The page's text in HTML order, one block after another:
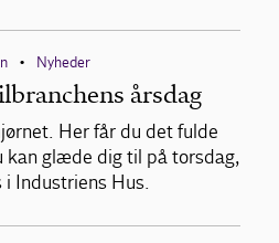
• Nyheder
årsdag
Her får du det fulde
kan glæde dig til på torsdag,
i Industriens Hus.